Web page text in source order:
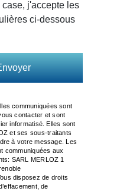
case, j'accepte les
ci-dessous
communiquées sont
contacter et sont
informatisé. Elles sont
et ses sous-traitants
à votre message. Les
communiquées aux
SARL MERLOZ 1
disposez de droits
de